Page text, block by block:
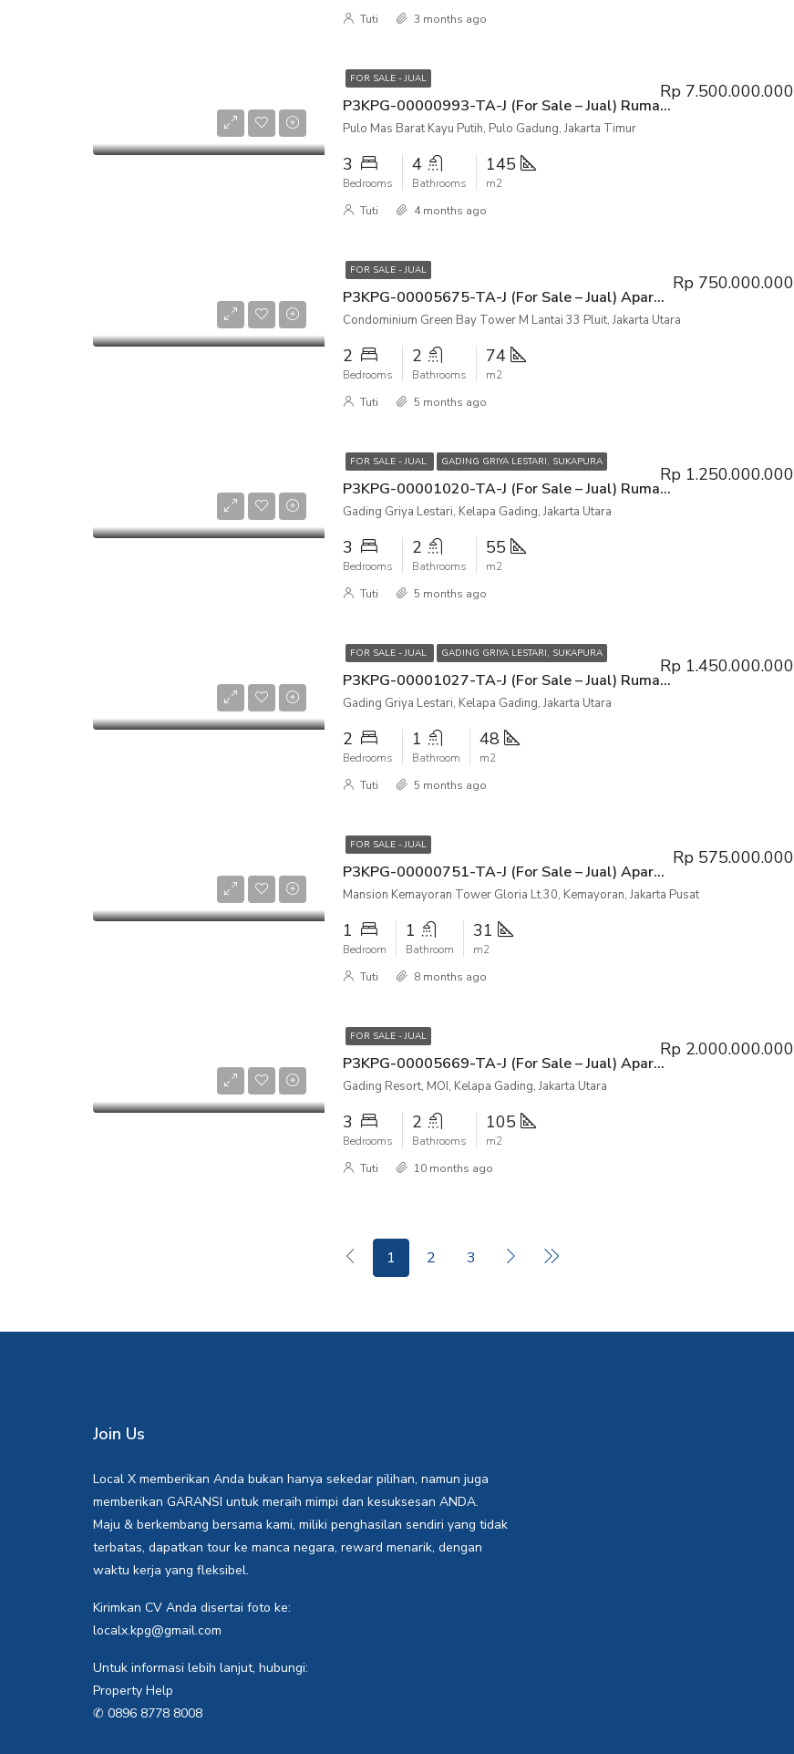
Tuti
3 months ago
FOR SALE - JUAL
P3KPG-00000993-TA-J (For Sale – Jual) Rumah Pulo Mas Barat Kayu Putih, Pulo Gadung, Jakarta Timur
Rp 7.500.000.000
Pulo Mas Barat Kayu Putih, Pulo Gadung, Jakarta Timur
3
Bedrooms
4
Bathrooms
145
m2
Tuti
4 months ago
FOR SALE - JUAL
P3KPG-00005675-TA-J (For Sale – Jual) Apartemen Condominium Green Bay Tower M Lantai 33 Pluit, Jakarta Utara
Rp 750.000.000
Condominium Green Bay Tower M Lantai 33 Pluit, Jakarta Utara
2
Bedrooms
2
Bathrooms
74
m2
Tuti
5 months ago
FOR SALE - JUAL GADING GRIYA LESTARI, SUKAPURA
P3KPG-00001020-TA-J (For Sale – Jual) Rumah Gading Griya Lestari, Kelapa Gading, Jakarta Utara
Rp 1.250.000.000
Gading Griya Lestari, Kelapa Gading, Jakarta Utara
3
Bedrooms
2
Bathrooms
55
m2
Tuti
5 months ago
FOR SALE - JUAL GADING GRIYA LESTARI, SUKAPURA
P3KPG-00001027-TA-J (For Sale – Jual) Rumah Gading Griya Lestari, Kelapa Gading, Jakarta Utara
Rp 1.450.000.000
Gading Griya Lestari, Kelapa Gading, Jakarta Utara
2
Bedrooms
1
Bathroom
48
m2
Tuti
5 months ago
FOR SALE - JUAL
P3KPG-00000751-TA-J (For Sale – Jual) Apartemen Mansion Kemayoran Tower Gloria Lt.30, Kemayoran, Jakarta Pusat
Rp 575.000.000
Mansion Kemayoran Tower Gloria Lt.30, Kemayoran, Jakarta Pusat
1
Bedroom
1
Bathroom
31
m2
Tuti
8 months ago
FOR SALE - JUAL
P3KPG-00005669-TA-J (For Sale – Jual) Apartemen Gading Resort Residence MOI Tower Lantai GF Kelapa Gading, Jakarta Utara
Rp 2.000.000.000
Gading Resort, MOI, Kelapa Gading, Jakarta Utara
3
Bedrooms
2
Bathrooms
105
m2
Tuti
10 months ago
1 2 3
Join Us
Local X memberikan Anda bukan hanya sekedar pilihan, namun juga
memberikan GARANSI untuk meraih mimpi dan kesuksesan ANDA.
Maju & berkembang bersama kami, miliki penghasilan sendiri yang tidak
terbatas, dapatkan tour ke manca negara, reward menarik, dengan
waktu kerja yang fleksibel.
Kirimkan CV Anda disertai foto ke:
localx.kpg@gmail.com
Untuk informasi lebih lanjut, hubungi:
Property Help
✆ 0896 8778 8008